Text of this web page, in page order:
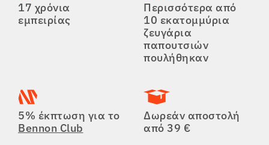
17 χρόνια
εμπειρίας
Περισσότερα από
10 εκατομμύρια
ζευγάρια
παπουτσιών
πουλήθηκαν
5% έκπτωση για το
Bennon Club
Δωρεάν αποστολή
από 39 €